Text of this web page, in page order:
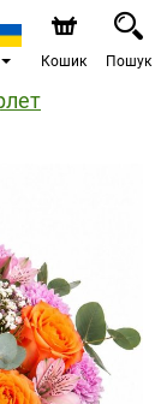
Кошик Пошук